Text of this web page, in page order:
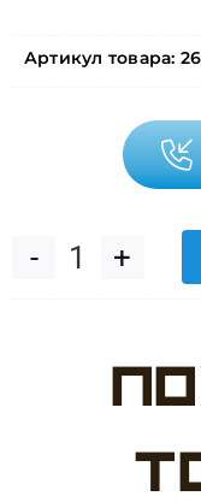
Артикул товара:
Шар